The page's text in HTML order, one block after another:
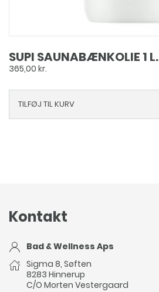
SUPI SAUNABÆNKOLIE 1 L.
365,00 kr.
TILFØJ TIL KURV
Kontakt
Bad & Wellness Aps
Sigma 8, Søften
8283 Hinnerup
C/O Morten Vestergaard